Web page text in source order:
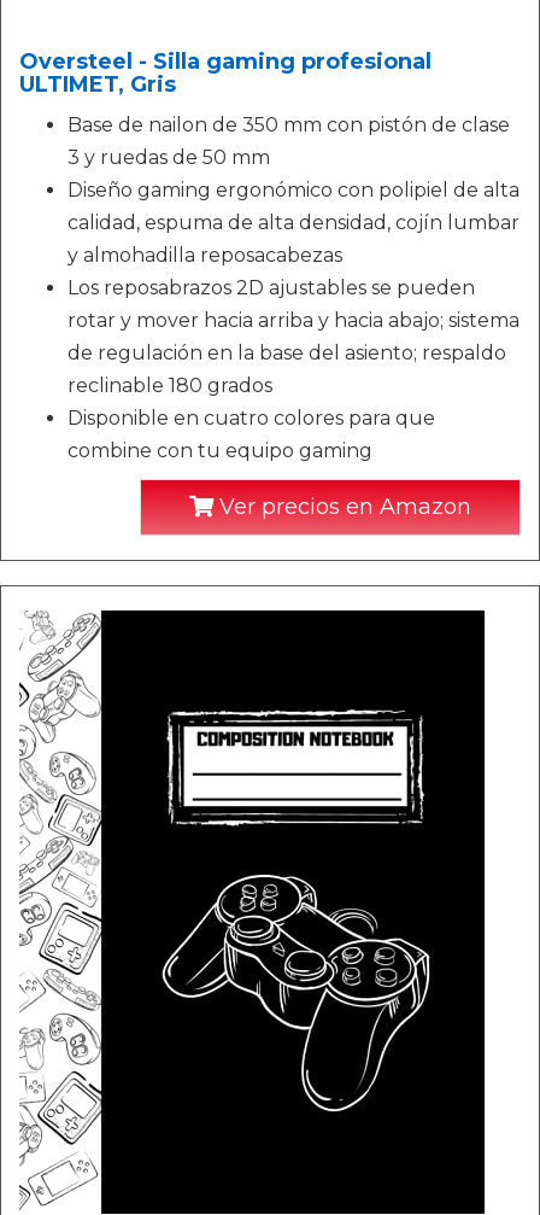
Oversteel - Silla gaming profesional
ULTIMET, Gris
Base de nailon de 350 mm con pistón de clase
3 y ruedas de 50 mm
Diseño gaming ergonómico con polipiel de alta
calidad, espuma de alta densidad, cojín lumbar
y almohadilla reposacabezas
Los reposabrazos 2D ajustables se pueden
rotar y mover hacia arriba y hacia abajo; sistema
de regulación en la base del asiento; respaldo
reclinable 180 grados
Disponible en cuatro colores para que
combine con tu equipo gaming
Ver precios en Amazon